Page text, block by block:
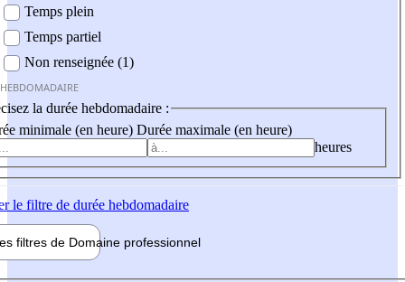
Temps plein
Temps partiel
Non renseignée (1)
la durée hebdomadaire :
minimale (en heure) Durée maximale (en heure)
heures
le filtre de durée hebdomadaire
filtres de Domaine professionnel